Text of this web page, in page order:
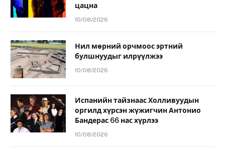
цацна
10/08/2026
Нил мөрний орчмоос эртний
булшнуудыг илрүүлжээ
10/08/2026
Испанийн тайзнаас Холливуудын
оргилд хүрсэн жүжигчин Антонио
Бандерас 66 нас хүрлээ
10/08/2026